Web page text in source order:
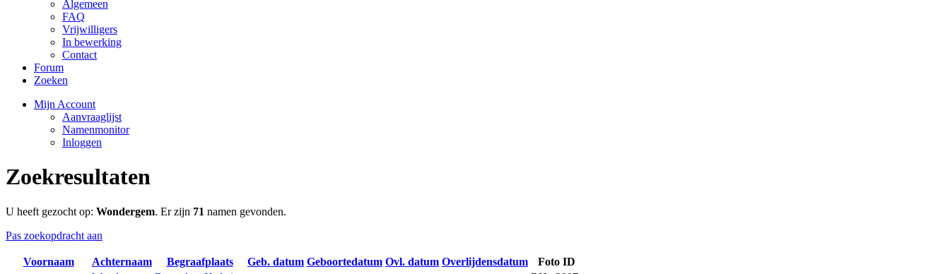
Algemeen
FAQ
Vrijwilligers
In bewerking
Contact
Forum
Zoeken
Mijn Account
Aanvraaglijst
Namenmonitor
Inloggen
Zoekresultaten
U heeft gezocht op: Wondergem. Er zijn 71 namen gevonden.
Pas zoekopdracht aan
Voornaam Achternaam Begraafplaats Geb. datum Geboortedatum Ovl. datum Overlijdensdatum
Foto ID